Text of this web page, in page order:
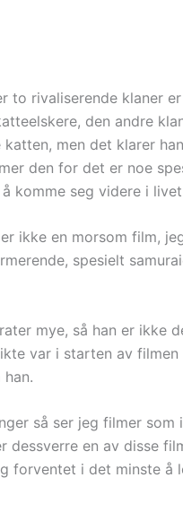
to rivaliserende klaner
den andre
men det klarer
den for det er noe
komme seg videre i
ikke en morsom film,
spesielt
mye, så han er ikke
var i starten av
så ser jeg filmer som
dessverre en av disse
forventet i det minste å